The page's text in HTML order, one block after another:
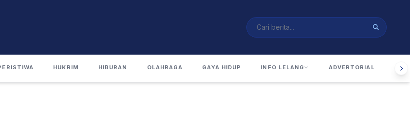
HUKRIM HIBURAN OLAHRAGA GAYA HIDUP INFO LELANG ADVERTORIAL